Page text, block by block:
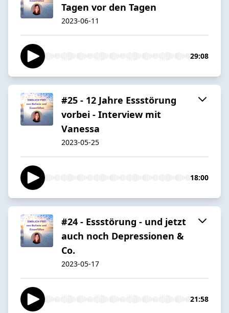
Tagen vor den Tagen
2023-06-11
29:08
#25 - 12 Jahre Essstörung
vorbei - Interview mit
Vanessa
2023-05-25
18:00
#24 - Essstörung - und jetzt
auch noch Depressionen &
Co.
2023-05-17
21:58